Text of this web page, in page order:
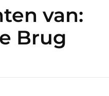
van:
Brug